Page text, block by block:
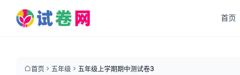
首页
首页 五年级 五年级上学期期中测试卷3